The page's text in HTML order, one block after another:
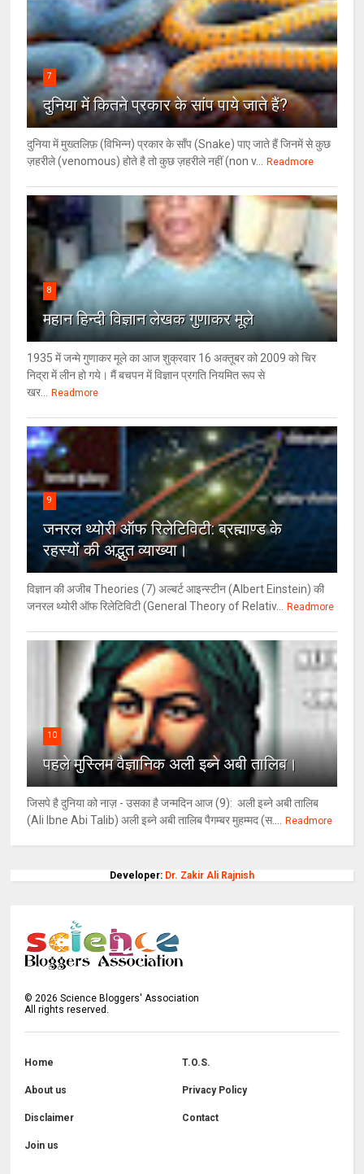
7
दुनिया में कितने प्रकार के सांप पाये जाते हैं?
दुनिया में मुख्तलिफ़ (विभिन्न) प्रकार के साँप (Snake) पाए जाते हैं जिनमें से कुछ
ज़हरीले (venomous) होते है तो कुछ ज़हरीले नहीं (non v... Readmore
8
महान हिन्दी विज्ञान लेखक गुणाकर मूले
1935 में जन्मे गुणाकर मूले का आज शुक्रवार 16 अक्तूबर को 2009 को चिर
निद्रा में लीन हो गये। मैं बचपन में विज्ञान प्रगति नियमित रूप से
खर... Readmore
9
जनरल थ्‍योरी ऑफ रिलेटिविटी: ब्रह्माण्‍ड के
रहस्‍यों की अद्भुत व्‍याख्‍या।
विज्ञान की अजीब Theories (7) अल्‍बर्ट आइन्स्टीन (Albert Einstein) की
जनरल थ्योरी ऑफ रिलेटिविटी (General Theory of Relativ... Readmore
10
पहले मुस्लिम वैज्ञानिक अली इब्ने अबी तालिब।
जिसपे है दुनिया को नाज़ - उसका है जन्मदिन आज (9): अली इब्ने अबी तालिब
(Ali Ibne Abi Talib) अली इब्ने अबी तालिब पैगम्बर मुहम्मद (स.... Readmore
Developer: Dr. Zakir Ali Rajnish
©2026 Science Bloggers' Association
All rights reserved.
Home T.O.S.
About us Privacy Policy
Disclaimer Contact
Join us